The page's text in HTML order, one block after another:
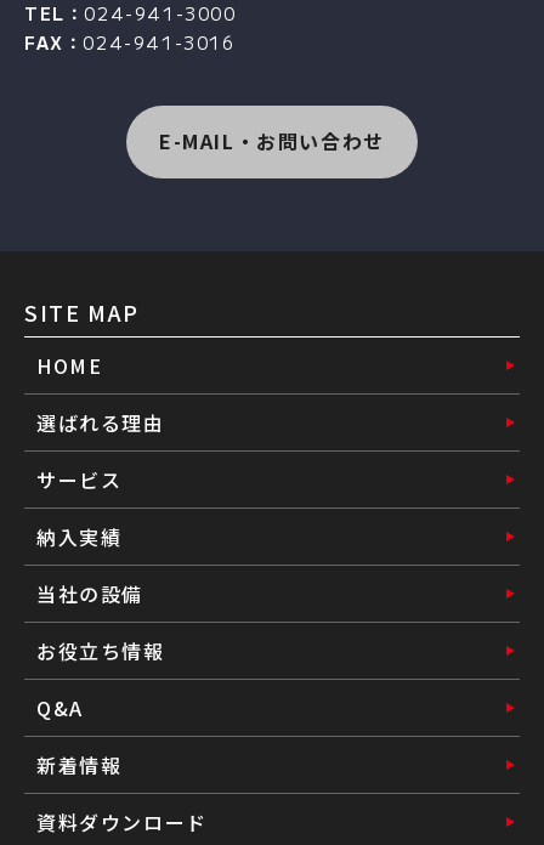
TEL：024-941-3000
FAX：024-941-3016
E-MAIL・お問い合わせ
SITE MAP
HOME
選ばれる理由
サービス
納入実績
当社の設備
お役立ち情報
Q&A
新着情報
資料ダウンロード